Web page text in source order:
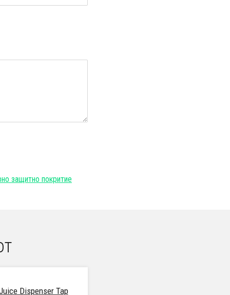
защитно покритие
Dispenser Tap